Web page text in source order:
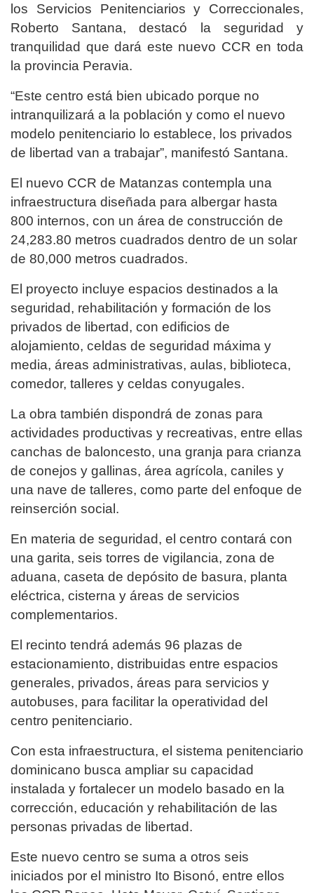
los Servicios Penitenciarios y Correccionales,
Roberto Santana, destacó la seguridad y
tranquilidad que dará este nuevo CCR en toda
la provincia Peravia.
“Este centro está bien ubicado porque no
intranquilizará a la población y como el nuevo
modelo penitenciario lo establece, los privados
de libertad van a trabajar”, manifestó Santana.
El nuevo CCR de Matanzas contempla una
infraestructura diseñada para albergar hasta
800 internos, con un área de construcción de
24,283.80 metros cuadrados dentro de un solar
de 80,000 metros cuadrados.
El proyecto incluye espacios destinados a la
seguridad, rehabilitación y formación de los
privados de libertad, con edificios de
alojamiento, celdas de seguridad máxima y
media, áreas administrativas, aulas, biblioteca,
comedor, talleres y celdas conyugales.
La obra también dispondrá de zonas para
actividades productivas y recreativas, entre ellas
canchas de baloncesto, una granja para crianza
de conejos y gallinas, área agrícola, caniles y
una nave de talleres, como parte del enfoque de
reinserción social.
En materia de seguridad, el centro contará con
una garita, seis torres de vigilancia, zona de
aduana, caseta de depósito de basura, planta
eléctrica, cisterna y áreas de servicios
complementarios.
El recinto tendrá además 96 plazas de
estacionamiento, distribuidas entre espacios
generales, privados, áreas para servicios y
autobuses, para facilitar la operatividad del
centro penitenciario.
Con esta infraestructura, el sistema penitenciario
dominicano busca ampliar su capacidad
instalada y fortalecer un modelo basado en la
corrección, educación y rehabilitación de las
personas privadas de libertad.
Este nuevo centro se suma a otros seis
iniciados por el ministro Ito Bisonó, entre ellos